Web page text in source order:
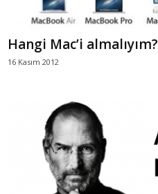
Hangi Mac’i almalıyım?
16 Kasım 2012